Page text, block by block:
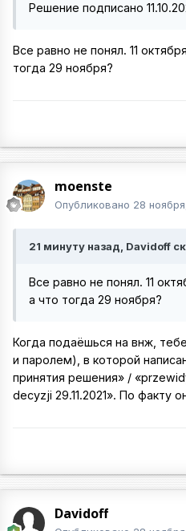
Решение подписано
Все равно не понял. 11
тогда 29 ноября?
moenste
Опубликовано 28
21 минуту назад, Davidoff
Все равно не понял. 11
а что тогда 29 ноября?
Когда подаёшься на внж,
и паролем), в которой
принятия решения» /
decyzji 29.11.2021». По факту
Davidoff